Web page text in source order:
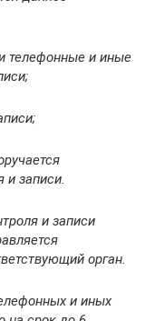
телефонные и иные
и записи.
и записи
орган.
и иных